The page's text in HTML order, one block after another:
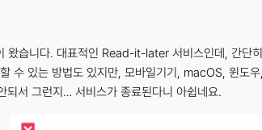
습니다. 대표적인 Read-it-later 서비스인데, 간단
있는 방법도 있지만, 모바일기기, macOS, 윈도
서 그런지… 서비스가 종료된다니 아쉽네요.